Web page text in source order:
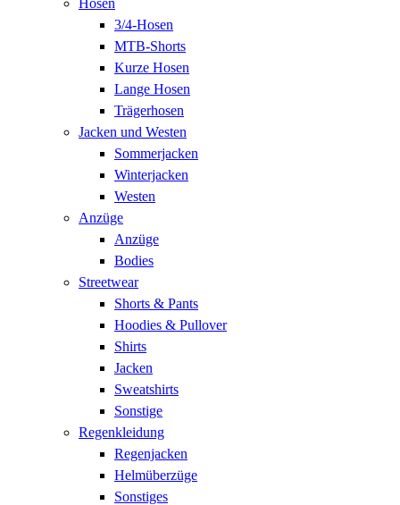
3/4-Hosen
MTB-Shorts
Kurze Hosen
Lange Hosen
Trägerhosen
Jacken und Westen
Sommerjacken
Winterjacken
Westen
Anzüge
Anzüge
Bodies
Streetwear
Shorts & Pants
Hoodies & Pullover
Shirts
Jacken
Sweatshirts
Sonstige
Regenkleidung
Regenjacken
Helmüberzüge
Sonstiges